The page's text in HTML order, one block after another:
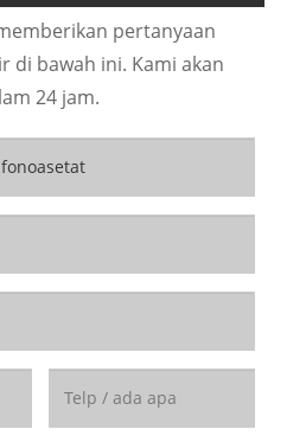
pertanyaan
di bawah ini. Kami akan
24 jam.